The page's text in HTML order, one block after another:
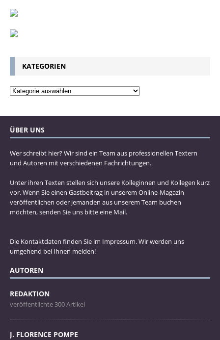
KATEGORIEN
ÜBER UNS
Wer schreibt hier? Wir sind ein Team aus professionellen Textern
und Autoren mit verschiedenen Fachrichtungen.
Unter ihren Texten stellen sich unsere Kolleginnen und Kollegen kurz
vor. Wenn Sie einen Gastbeitrag in unserem Online-Magazin
veröffentlichen oder jemanden aus unserem Team buchen
möchten, senden Sie uns bitte eine Mail.
Die Kontaktdaten finden Sie im Impressum. Wir werden uns
umgehend bei Ihnen melden!
AUTOREN
REDAKTION
veröffentlichte 300 Artikel
J. FLORENCE POMPE